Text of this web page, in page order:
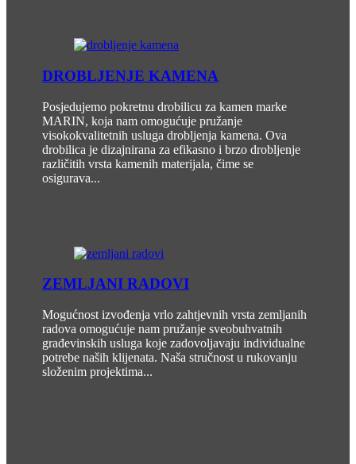
DROBLJENJE KAMENA
Posjedujemo pokretnu drobilicu za kamen marke
MARIN, koja nam omogućuje pružanje
visokokvalitetnih usluga drobljenja kamena. Ova
drobilica je dizajnirana za efikasno i brzo drobljenje
različitih vrsta kamenih materijala, čime se
osigurava...
ZEMLJANI RADOVI
Mogućnost izvođenja vrlo zahtjevnih vrsta zemljanih
radova omogućuje nam pružanje sveobuhvatnih
građevinskih usluga koje zadovoljavaju individualne
potrebe naših klijenata. Naša stručnost u rukovanju
složenim projektima...